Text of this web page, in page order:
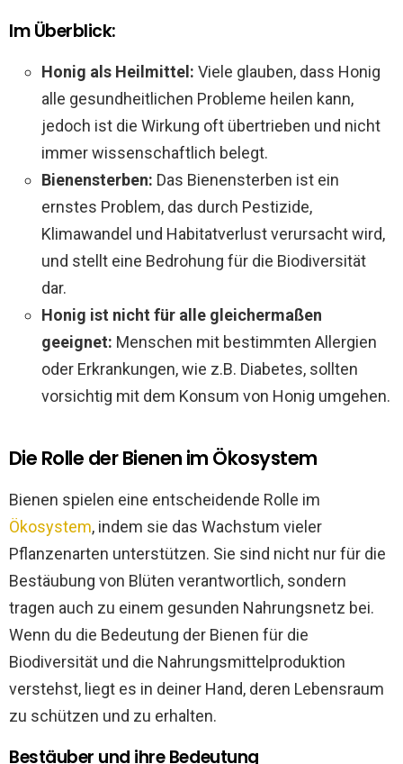
Im Überblick:
Honig als Heilmittel: Viele glauben, dass Honig
alle gesundheitlichen Probleme heilen kann,
jedoch ist die Wirkung oft übertrieben und nicht
immer wissenschaftlich belegt.
Bienensterben: Das Bienensterben ist ein
ernstes Problem, das durch Pestizide,
Klimawandel und Habitatverlust verursacht wird,
und stellt eine Bedrohung für die Biodiversität
dar.
Honig ist nicht für alle gleichermaßen
geeignet: Menschen mit bestimmten Allergien
oder Erkrankungen, wie z.B. Diabetes, sollten
vorsichtig mit dem Konsum von Honig umgehen.
Die Rolle der Bienen im Ökosystem
Bienen spielen eine entscheidende Rolle im
Ökosystem, indem sie das Wachstum vieler
Pflanzenarten unterstützen. Sie sind nicht nur für die
Bestäubung von Blüten verantwortlich, sondern
tragen auch zu einem gesunden Nahrungsnetz bei.
Wenn du die Bedeutung der Bienen für die
Biodiversität und die Nahrungsmittelproduktion
verstehst, liegt es in deiner Hand, deren Lebensraum
zu schützen und zu erhalten.
Bestäuber und ihre Bedeutung